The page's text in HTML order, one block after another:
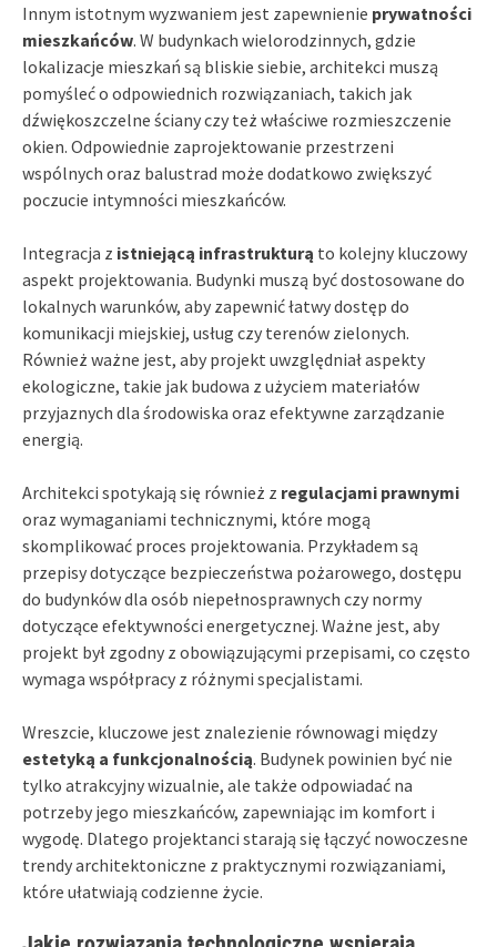
Innym istotnym wyzwaniem jest zapewnienie prywatności
mieszkańców. W budynkach wielorodzinnych, gdzie
lokalizacje mieszkań są bliskie siebie, architekci muszą
pomyśleć o odpowiednich rozwiązaniach, takich jak
dźwiękoszczelne ściany czy też właściwe rozmieszczenie
okien. Odpowiednie zaprojektowanie przestrzeni
wspólnych oraz balustrad może dodatkowo zwiększyć
poczucie intymności mieszkańców.
Integracja z istniejącą infrastrukturą to kolejny kluczowy
aspekt projektowania. Budynki muszą być dostosowane do
lokalnych warunków, aby zapewnić łatwy dostęp do
komunikacji miejskiej, usług czy terenów zielonych.
Również ważne jest, aby projekt uwzględniał aspekty
ekologiczne, takie jak budowa z użyciem materiałów
przyjaznych dla środowiska oraz efektywne zarządzanie
energią.
Architekci spotykają się również z regulacjami prawnymi
oraz wymaganiami technicznymi, które mogą
skomplikować proces projektowania. Przykładem są
przepisy dotyczące bezpieczeństwa pożarowego, dostępu
do budynków dla osób niepełnosprawnych czy normy
dotyczące efektywności energetycznej. Ważne jest, aby
projekt był zgodny z obowiązującymi przepisami, co często
wymaga współpracy z różnymi specjalistami.
Wreszcie, kluczowe jest znalezienie równowagi między
estetyką a funkcjonalnością. Budynek powinien być nie
tylko atrakcyjny wizualnie, ale także odpowiadać na
potrzeby jego mieszkańców, zapewniając im komfort i
wygodę. Dlatego projektanci starają się łączyć nowoczesne
trendy architektoniczne z praktycznymi rozwiązaniami,
które ułatwiają codzienne życie.